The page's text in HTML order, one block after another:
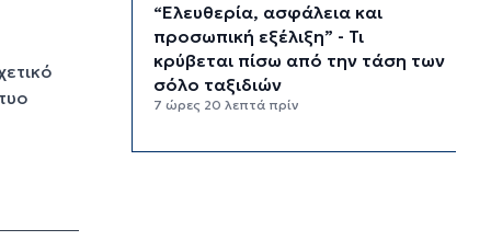
“Ελευθερία, ασφάλεια και
προσωπική εξέλιξη” - Τι
κρύβεται πίσω από την τάση των
σόλο ταξιδιών
7 ώρες 20 λεπτά πρίν
“Κλιματική ζώνη πολέμου” - Οι